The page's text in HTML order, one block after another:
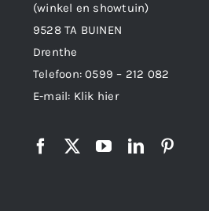
(winkel en showtuin)
9528 TA BUINEN
Drenthe
Telefoon:0599 – 212 082
E-mail: Klik hier